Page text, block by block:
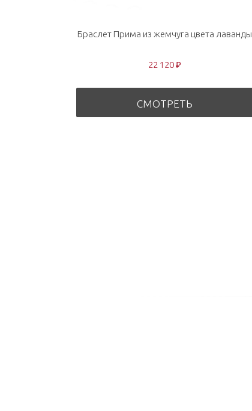
Браслет Прима из жемчуга цвета лаванды
22 120 ₽
СМОТРЕТЬ